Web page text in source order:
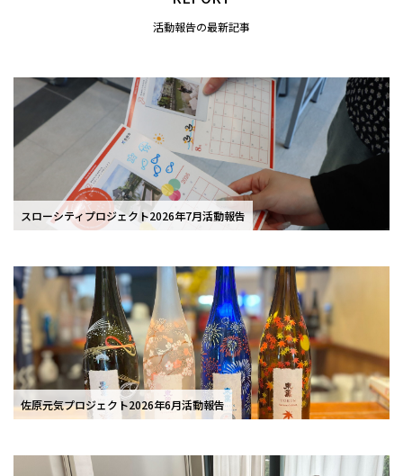
活動報告の最新記事
スローシティプロジェクト2026年7月活動報告
佐原元気プロジェクト2026年6月活動報告